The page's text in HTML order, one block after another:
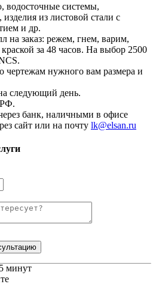
водосточные системы,
из листовой стали с
и др.
на заказ: режем, гнем, варим,
за 48 часов. На выбор 2500
чертежам нужного вам размера и
следующий день.
банк, наличными в офисе
сайт или на почту lk@elsan.ru
минут